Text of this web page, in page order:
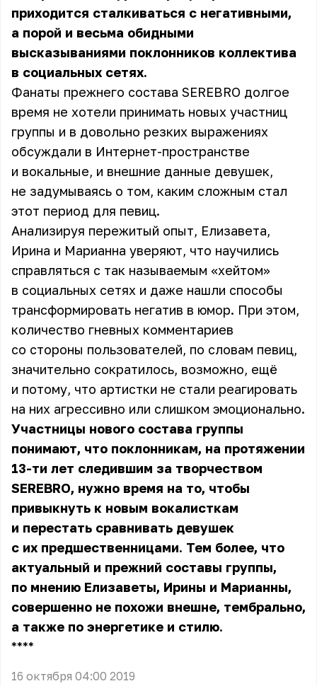
приходится сталкиваться с негативными,
а порой и весьма обидными
высказываниями поклонников коллектива
в социальных сетях.
Фанаты прежнего состава SEREBRO долгое
время не хотели принимать новых участниц
группы и в довольно резких выражениях
обсуждали в Интернет-пространстве
и вокальные, и внешние данные девушек,
не задумываясь о том, каким сложным стал
этот период для певиц.
Анализируя пережитый опыт, Елизавета,
Ирина и Марианна уверяют, что научились
справляться с так называемым «хейтом»
в социальных сетях и даже нашли способы
трансформировать негатив в юмор. При этом,
количество гневных комментариев
со стороны пользователей, по словам певиц,
значительно сократилось, возможно, ещё
и потому, что артистки не стали реагировать
на них агрессивно или слишком эмоционально.
Участницы нового состава группы
понимают, что поклонникам, на протяжении
13-ти лет следившим за творчеством
SEREBRO, нужно время на то, чтобы
привыкнуть к новым вокалисткам
и перестать сравнивать девушек
с их предшественницами. Тем более, что
актуальный и прежний составы группы,
по мнению Елизаветы, Ирины и Марианны,
совершенно не похожи внешне, тембрально,
а также по энергетике и стилю.
** **
16 октября 04:00 2019